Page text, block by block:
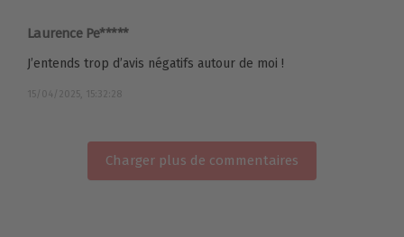
Laurence Pe*****
J’entends trop d’avis négatifs autour de moi !
15/04/2025, 15:32:28
Charger plus de commentaires